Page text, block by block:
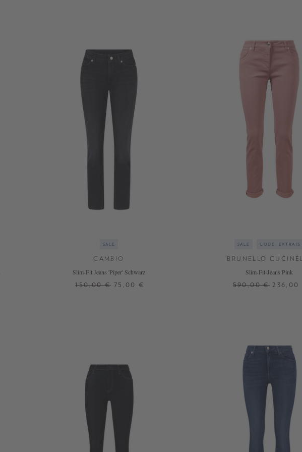
SALE
CAMBIO
Slim-Fit Jeans 'Piper' Schwarz
150,00 € 75,00 €
SALE CODE: EXTRA15
BRUNELLO
Slim-Fit-Jeans Pink
590,00 € 236,00